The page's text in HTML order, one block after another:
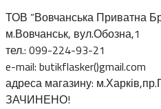
ТОВ “Вовчанська Приватна
м.Вовчанськ, вул.Обозна,1
тел.: 099-224-93-21
e-mail: butikflasker()gmail.com
адреса магазину:
ЗАЧИНЕНО!